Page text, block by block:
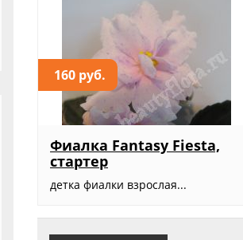
160 руб.
Фиалка Fantasy Fiesta,
стартер
детка фиалки взрослая...